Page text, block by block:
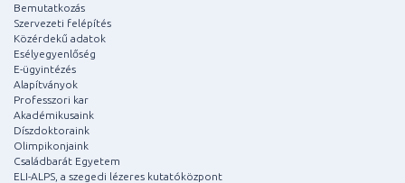
Bemutatkozás
Szervezeti felépítés
Közérdekű adatok
Esélyegyenlőség
E-ügyintézés
Alapítványok
Professzori kar
Akadémikusaink
Díszdoktoraink
Olimpikonjaink
Családbarát Egyetem
ELI-ALPS, a szegedi lézeres kutatóközpont